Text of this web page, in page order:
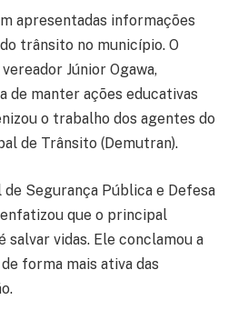
apresentadas informações
trânsito no município. O
Júnior Ogawa,
de manter ações educativas
o trabalho dos agentes do
de Trânsito (Demutran).
Segurança Pública e Defesa
que o principal
salvar vidas. Ele conclamou a
forma mais ativa das